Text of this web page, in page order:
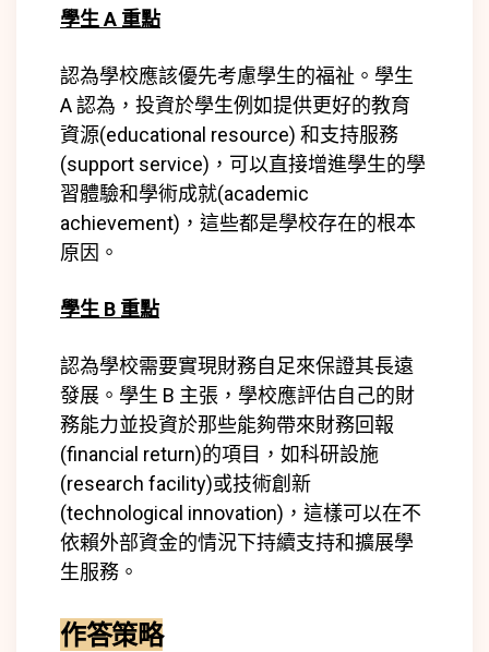
學生 A 重點
認為學校應該優先考慮學生的福祉。學生
A 認為，投資於學生例如提供更好的教育
資源(educational resource) 和支持服務
(support service) ，可以直接增進學生的學
習體驗和學術成就(academic
achievement) ，這些都是學校存在的根本
原因。
學生 B 重點
認為學校需要實現財務自足來保證其長遠
發展。學生 B 主張，學校應評估自己的財
務能力並投資於那些能夠帶來財務回報
(financial return)的項目，如科研設施
(research facility)或技術創新
(technological innovation) ，這樣可以在不
依賴外部資金的情況下持續支持和擴展學
生服務。
作答策略